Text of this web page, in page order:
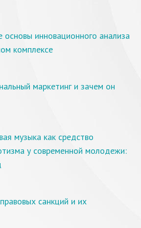
основы инновационного анализа
комплексе
маркетинг и зачем он
музыка как средство
у современной молодежи:
санкций и их